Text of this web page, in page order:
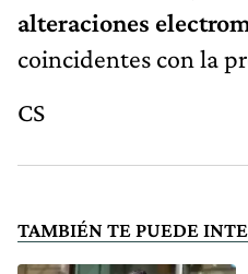
alteraciones
coincidentes con la
CS
TAMBIÉN TE PUEDE